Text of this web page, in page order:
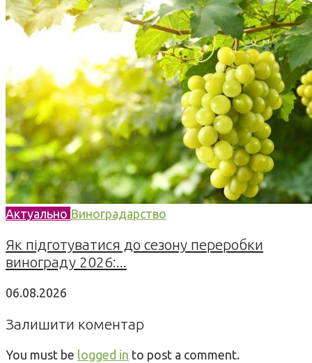
Актуально Виноградарство
Як підготуватися до сезону переробки
винограду 2026:...
06.08.2026
Залишити коментар
You must be logged in to post a comment.